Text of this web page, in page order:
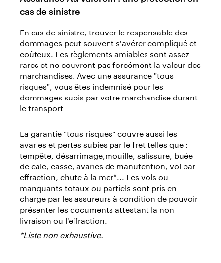
cas de sinistre
En cas de sinistre, trouver le responsable des
dommages peut souvent s'avérer compliqué et
coûteux. Les règlements amiables sont assez
rares et ne couvrent pas forcément la valeur des
marchandises. Avec une assurance "tous
risques", vous êtes indemnisé pour les
dommages subis par votre marchandise durant
le transport
La garantie "tous risques" couvre aussi les
avaries et pertes subies par le fret telles que :
tempête, désarrimage,mouille, salissure, buée
de cale, casse, avaries de manutention, vol par
effraction, chute à la mer*... Les vols ou
manquants totaux ou partiels sont pris en
charge par les assureurs à condition de pouvoir
présenter les documents attestant la non
livraison ou l'effraction.
*Liste non exhaustive.